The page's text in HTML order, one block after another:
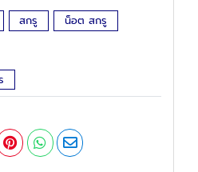
สกรู น็อต สกรู